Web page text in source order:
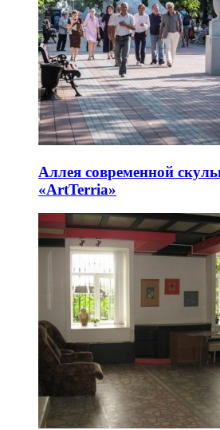
Аллея современной
«ArtTerria»